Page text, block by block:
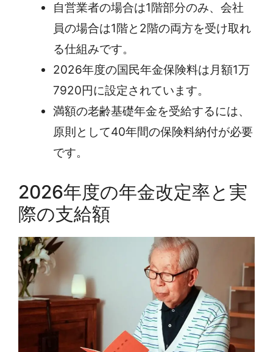
自営業者の場合は1階部分のみ、会社
員の場合は1階と2階の両方を受け取れ
る仕組みです。
2026年度の国民年金保険料は月額1万
7920円に設定されています。
満額の老齢基礎年金を受給するには、
原則として40年間の保険料納付が必要
です。
2026年度の年金改定率と実
際の支給額